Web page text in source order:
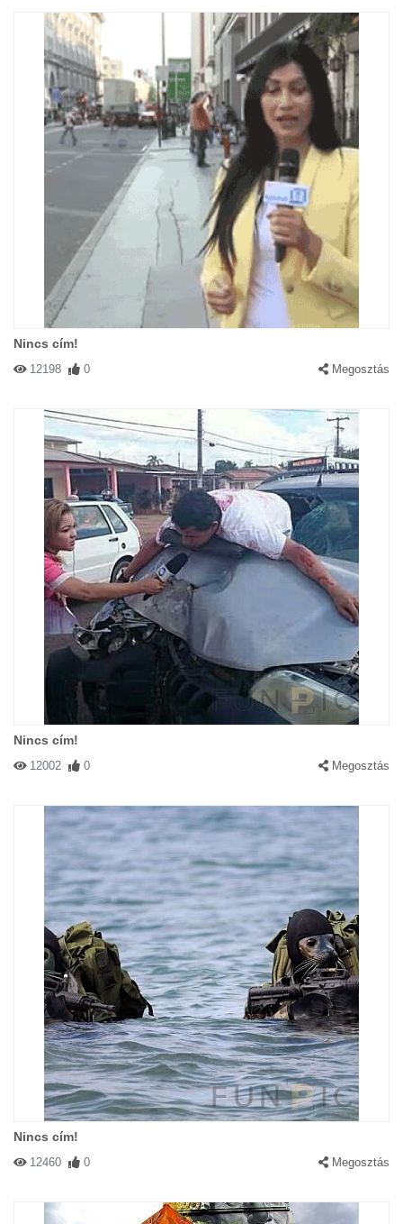
Nincs cím!
12198 0 Megosztás
Nincs cím!
12002 0 Megosztás
Nincs cím!
12460 0 Megosztás